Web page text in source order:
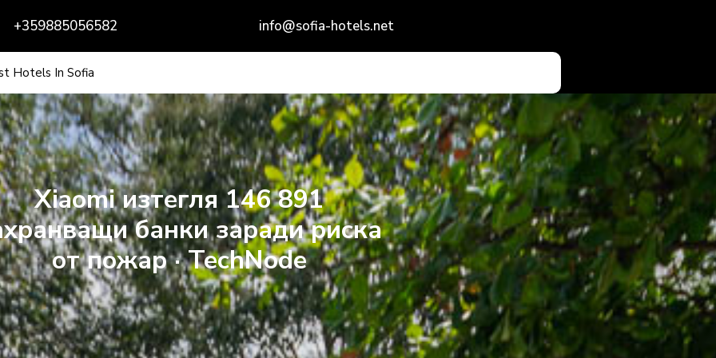
+359885056582 info@sofia-hotels.net
Hotels In Sofia
Xiaomi изтегля 146 891
банки заради риска
от пожар · TechNode